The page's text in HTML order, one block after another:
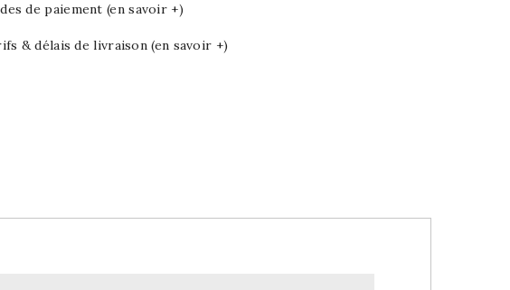
de paiement (en savoir +)
& délais de livraison (en savoir +)